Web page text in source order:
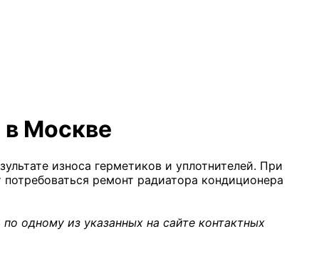
Москве
износа герметиков и уплотнителей. При
ремонт радиатора кондиционера
одному из указанных на сайте контактных